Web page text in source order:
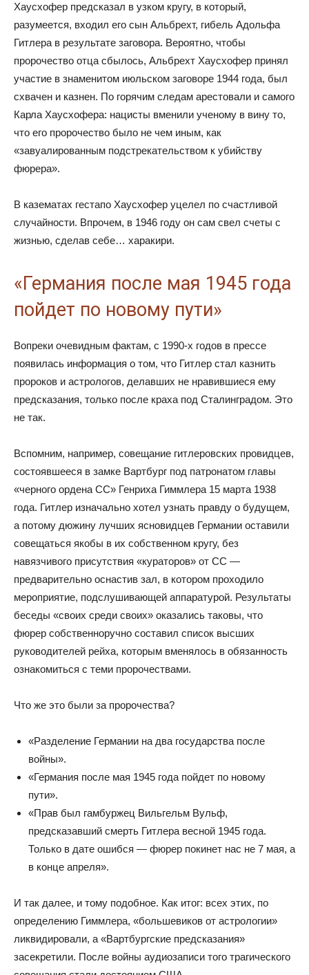
Хаусхофер предсказал в узком кругу, в который,
разумеется, входил его сын Альбрехт, гибель Адольфа
Гитлера в результате заговора. Вероятно, чтобы
пророчество отца сбылось, Альбрехт Хаусхофер принял
участие в знаменитом июльском заговоре 1944 года, был
схвачен и казнен. По горячим следам арестовали и самого
Карла Хаусхофера: нацисты вменили ученому в вину то,
что его пророчество было не чем иным, как
«завуалированным подстрекательством к убийству
фюрера».
В казематах гестапо Хаусхофер уцелел по счастливой
случайности. Впрочем, в 1946 году он сам свел счеты с
жизнью, сделав себе… харакири.
«Германия после мая 1945 года
пойдет по новому пути»
Вопреки очевидным фактам, с 1990-х годов в прессе
появилась информация о том, что Гитлер стал казнить
пророков и астрологов, делавших не нравившиеся ему
предсказания, только после краха под Сталинградом. Это
не так.
Вспомним, например, совещание гитлеровских провидцев,
состоявшееся в замке Вартбург под патронатом главы
«черного ордена СС» Генриха Гиммлера 15 марта 1938
года. Гитлер изначально хотел узнать правду о будущем,
а потому дюжину лучших ясновидцев Германии оставили
совещаться якобы в их собственном кругу, без
навязчивого присутствия «кураторов» от СС —
предварительно оснастив зал, в котором проходило
мероприятие, подслушивающей аппаратурой. Результаты
беседы «своих среди своих» оказались таковы, что
фюрер собственноручно составил список высших
руководителей рейха, которым вменялось в обязанность
ознакомиться с теми пророчествами.
Что же это были за пророчества?
«Разделение Германии на два государства после
войны».
«Германия после мая 1945 года пойдет по новому
пути».
«Прав был гамбуржец Вильгельм Вульф,
предсказавший смерть Гитлера весной 1945 года.
Только в дате ошибся — фюрер покинет нас не 7 мая, а
в конце апреля».
И так далее, и тому подобное. Как итог: всех этих, по
определению Гиммлера, «большевиков от астрологии»
ликвидировали, а «Вартбургские предсказания»
засекретили. После войны аудиозаписи того трагического